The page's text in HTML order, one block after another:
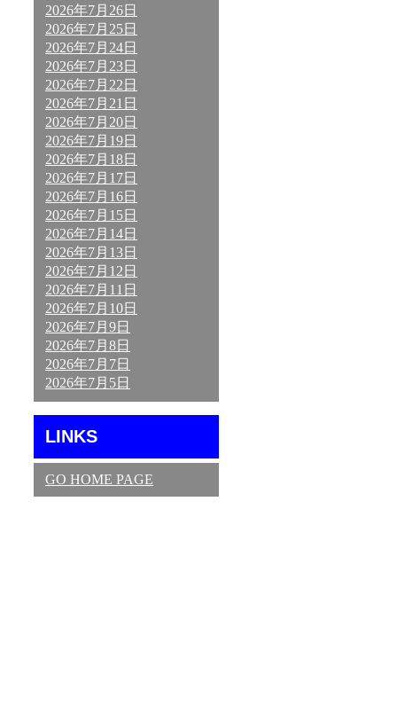
2026年7月26日
2026年7月25日
2026年7月24日
2026年7月23日
2026年7月22日
2026年7月21日
2026年7月20日
2026年7月19日
2026年7月18日
2026年7月17日
2026年7月16日
2026年7月15日
2026年7月14日
2026年7月13日
2026年7月12日
2026年7月11日
2026年7月10日
2026年7月9日
2026年7月8日
2026年7月7日
2026年7月5日
LINKS
GO HOME PAGE